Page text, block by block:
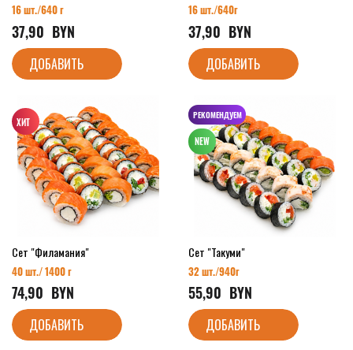
16 шт./640 г
37,90
  BYN
ДОБАВИТЬ
16 шт./640г
37,90
  BYN
ДОБАВИТЬ
Сет "Филамания"
40 шт./ 1400 г
74,90
  BYN
ДОБАВИТЬ
РЕКОМЕНДУЕМ
Сет "Такуми"
32 шт./940г
55,90
  BYN
ДОБАВИТЬ